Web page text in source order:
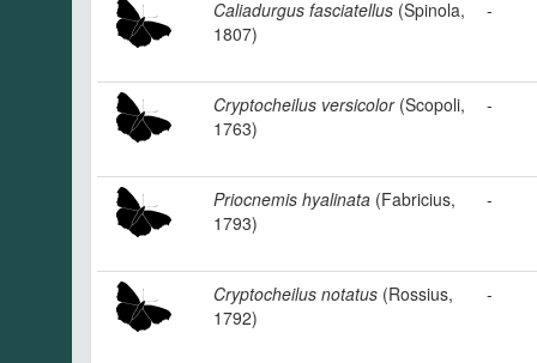
Caliadurgus fasciatellus (Spinola,
1807)
-
Cryptocheilus versicolor(Scopoli,
1763)
-
Priocnemis hyalinata (Fabricius,
1793)
-
Cryptocheilus notatus (Rossius,
1792)
-